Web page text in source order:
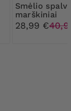
Smėlio spalvos
marškiniai
28,99 €